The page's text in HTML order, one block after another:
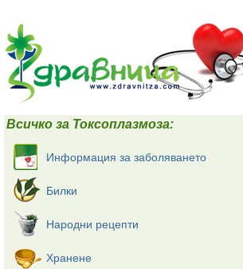
Всичко за Токсоплазмоза:
Информация за заболяването
Билки
Народни рецепти
Хранене